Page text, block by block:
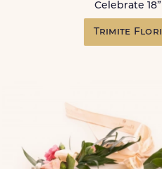
Celebrate 18”
Trimite Flori